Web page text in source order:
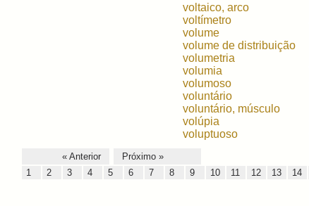
voltaico, arco
voltímetro
volume
volume de distribuição
volumetria
volumia
volumoso
voluntário
voluntário, músculo
volúpia
voluptuoso
« Anterior
Próximo »
1
2 3 4 5 6 7 8 9 10 11 12 13 14